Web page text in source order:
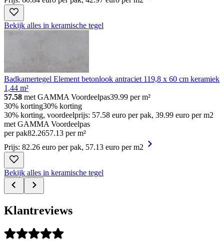
Bekijk alles in keramische tegel
Badkamertegel Element betonlook antraciet 119,8 x 60 cm keramiek
1,44 m²
57.58 met GAMMA Voordeelpas39.99 per m²
30% korting30% korting
30% korting, voordeelprijs: 57.58 euro per pak, 39.99 euro per m2
met GAMMA Voordeelpas
per pak82.2657.13 per m²
Prijs: 82.26 euro per pak, 57.13 euro per m2
Bekijk alles in keramische tegel
Klantreviews